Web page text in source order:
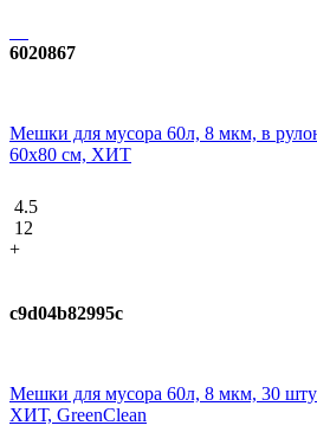
6020867
Мешки для мусора 60л, 8 мкм, в
60х80 см, ХИТ
4.5
12
+
c9d04b82995c
Мешки для мусора 60л, 8 мкм, 30
ХИТ, GreenClean